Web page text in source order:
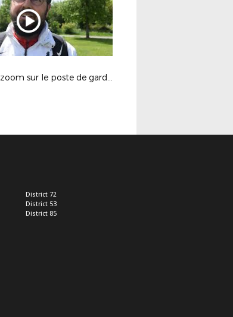
Pôle Espoirs : zoom sur le poste de gardien de but avec Arnaud Maindrou
District 72
District 53
District 85